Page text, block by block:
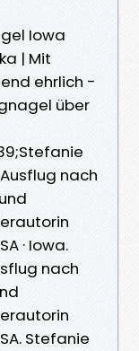
Iowa
| Mit
ehrlich -
über
nach
· Iowa.
nach
Stefanie